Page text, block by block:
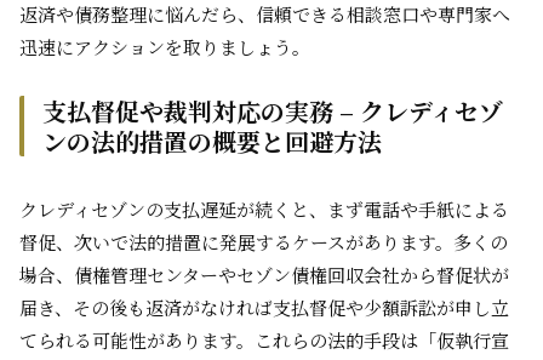
返済や債務整理に悩んだら、信頼できる相談窓口や専門家へ
迅速にアクションを取りましょう。
支払督促や裁判対応の実務 – クレディセゾ
ンの法的措置の概要と回避方法
クレディセゾンの支払遅延が続くと、まず電話や手紙による
督促、次いで法的措置に発展するケースがあります。多くの
場合、債権管理センターやセゾン債権回収会社から督促状が
届き、その後も返済がなければ支払督促や少額訴訟が申し立
てられる可能性があります。これらの法的手段は「仮執行宣